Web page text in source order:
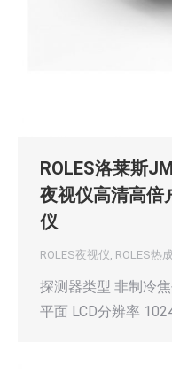
ROLES洛莱斯
夜视仪高清高倍
仪
ROLES夜视仪, ROLES热
探测器类型 非制冷
平面 LCD分辨率